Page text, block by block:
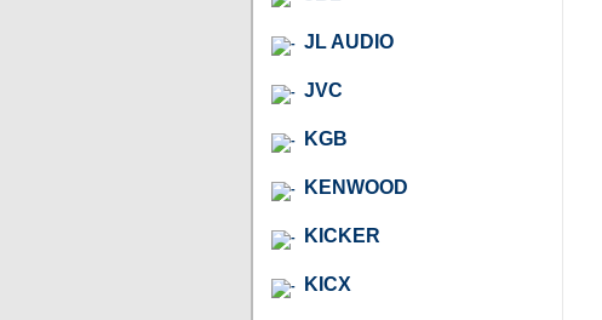
JL AUDIO
JVC
KGB
KENWOOD
KICKER
KICX